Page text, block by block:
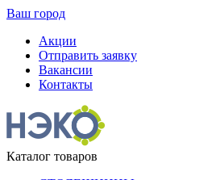
Ваш город
Акции
Отправить заявку
Вакансии
Контакты
Каталог товаров